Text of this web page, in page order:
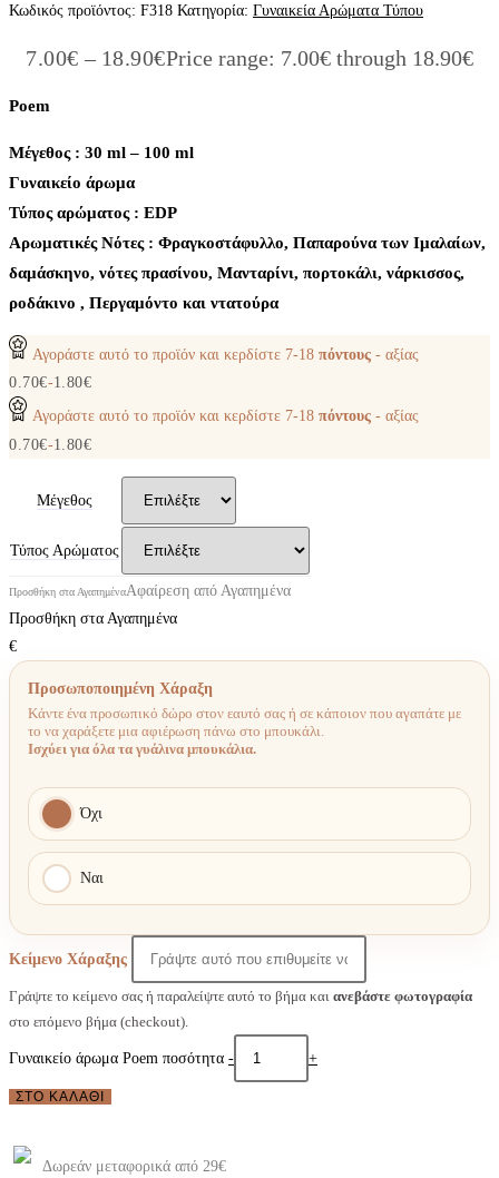
Κωδικός προϊόντος: F318 Κατηγορία: Γυναικεία Αρώματα Τύπου
7.00€ – 18.90€Price range: 7.00€ through 18.90€
Poem
Μέγεθος : 30 ml – 100 ml
Γυναικείο άρωμα
Τύπος αρώματος : ΕDP
Aρωματικές Νότες : Φραγκοστάφυλλο, Παπαρούνα των Ιμαλαίων,
δαμάσκηνο, νότες πρασίνου, Μανταρίνι, πορτοκάλι, νάρκισσος,
ροδάκινο , Περγαμόντο και ντατούρα
Αγοράστε αυτό το προϊόν και κερδίστε 7-18 πόντους - αξίας
0.70€-1.80€
Αγοράστε αυτό το προϊόν και κερδίστε 7-18 πόντους - αξίας
0.70€-1.80€
Μέγεθος
Τύπος Αρώματος
Προσθήκη στα ΑγαπημέναΑφαίρεση από Αγαπημένα
Προσθήκη στα Αγαπημένα
€
Προσωποποιημένη Χάραξη
Κάντε ένα προσωπικό δώρο στον εαυτό σας ή σε κάποιον που αγαπάτε με
το να χαράξετε μια αφιέρωση πάνω στο μπουκάλι.
Ισχύει για όλα τα γυάλινα μπουκάλια.
Όχι
Ναι
Κείμενο Χάραξης
Γράψτε το κείμενο σας ή παραλείψτε αυτό το βήμα και ανεβάστε φωτογραφία
στο επόμενο βήμα (checkout).
Γυναικείο άρωμα Poem ποσότητα - +
ΣΤΟ ΚΑΛΆΘΙ
Δωρεάν μεταφορικά από 29€